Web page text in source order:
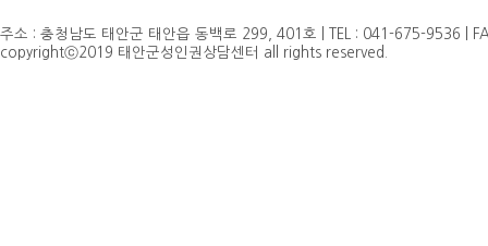
주소 : 충청남도 태안군 태안읍 동백로 299, 401호 | TEL : 041-675-9536 |
copyrightⓒ2019 태안군성인권상담센터 all rights reserved.